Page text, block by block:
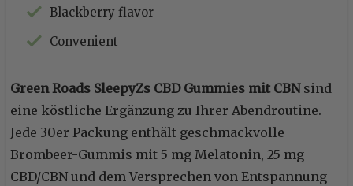
Blackberry flavor
Convenient
Green Roads SleepyZs CBD Gummies mit CBNsind
eine köstliche Ergänzung zu Ihrer Abendroutine.
Jede 30er Packung enthält geschmackvolle
Brombeer-Gummis mit 5 mg Melatonin, 25 mg
CBD/CBN und dem Versprechen von Entspannung